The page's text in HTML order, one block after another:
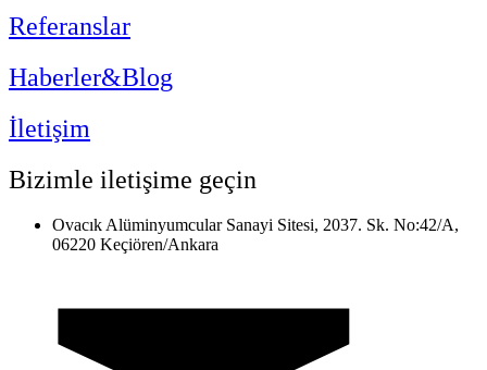
Referanslar
Haberler&Blog
İletişim
Bizimle iletişime geçin
Ovacık Alüminyumcular Sanayi Sitesi, 2037. Sk. No:42/A,
06220 Keçiören/Ankara